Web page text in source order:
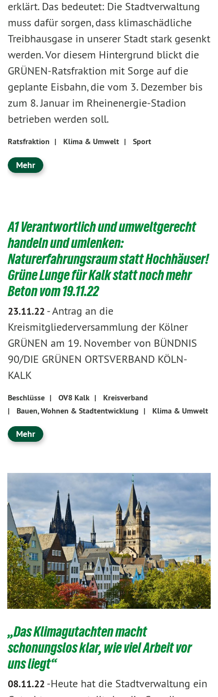
erklärt. Das bedeutet: Die Stadtverwaltung
muss dafür sorgen, dass klimaschädliche
Treibhausgase in unserer Stadt stark gesenkt
werden. Vor diesem Hintergrund blickt die
GRÜNEN-Ratsfraktion mit Sorge auf die
geplante Eisbahn, die vom 3. Dezember bis
zum 8. Januar im Rheinenergie-Stadion
betrieben werden soll.
Ratsfraktion | Klima & Umwelt | Sport
Mehr
A1 Verantwortlich und umweltgerecht
handeln und umlenken:
Naturerfahrungsraum statt Hochhäuser!
Grüne Lunge für Kalk statt noch mehr
Beton vom 19.11.22
23.11.22 -Antrag an die
Kreismitgliederversammlung der Kölner
GRÜNEN am 19. November von BÜNDNIS
90/DIE GRÜNEN ORTSVERBAND KÖLN-
KALK
Beschlüsse | OV8 Kalk |
Kreisverband
|
Bauen, Wohnen & Stadtentwicklung | Klima & Umwelt
Mehr
„Das Klimagutachten macht
schonungslos klar, wie viel Arbeit vor
uns liegt“
08.11.22 -​​​​​​​Heute hat die Stadtverwaltung ein